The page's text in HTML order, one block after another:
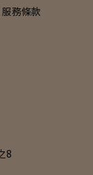
服務條款
8